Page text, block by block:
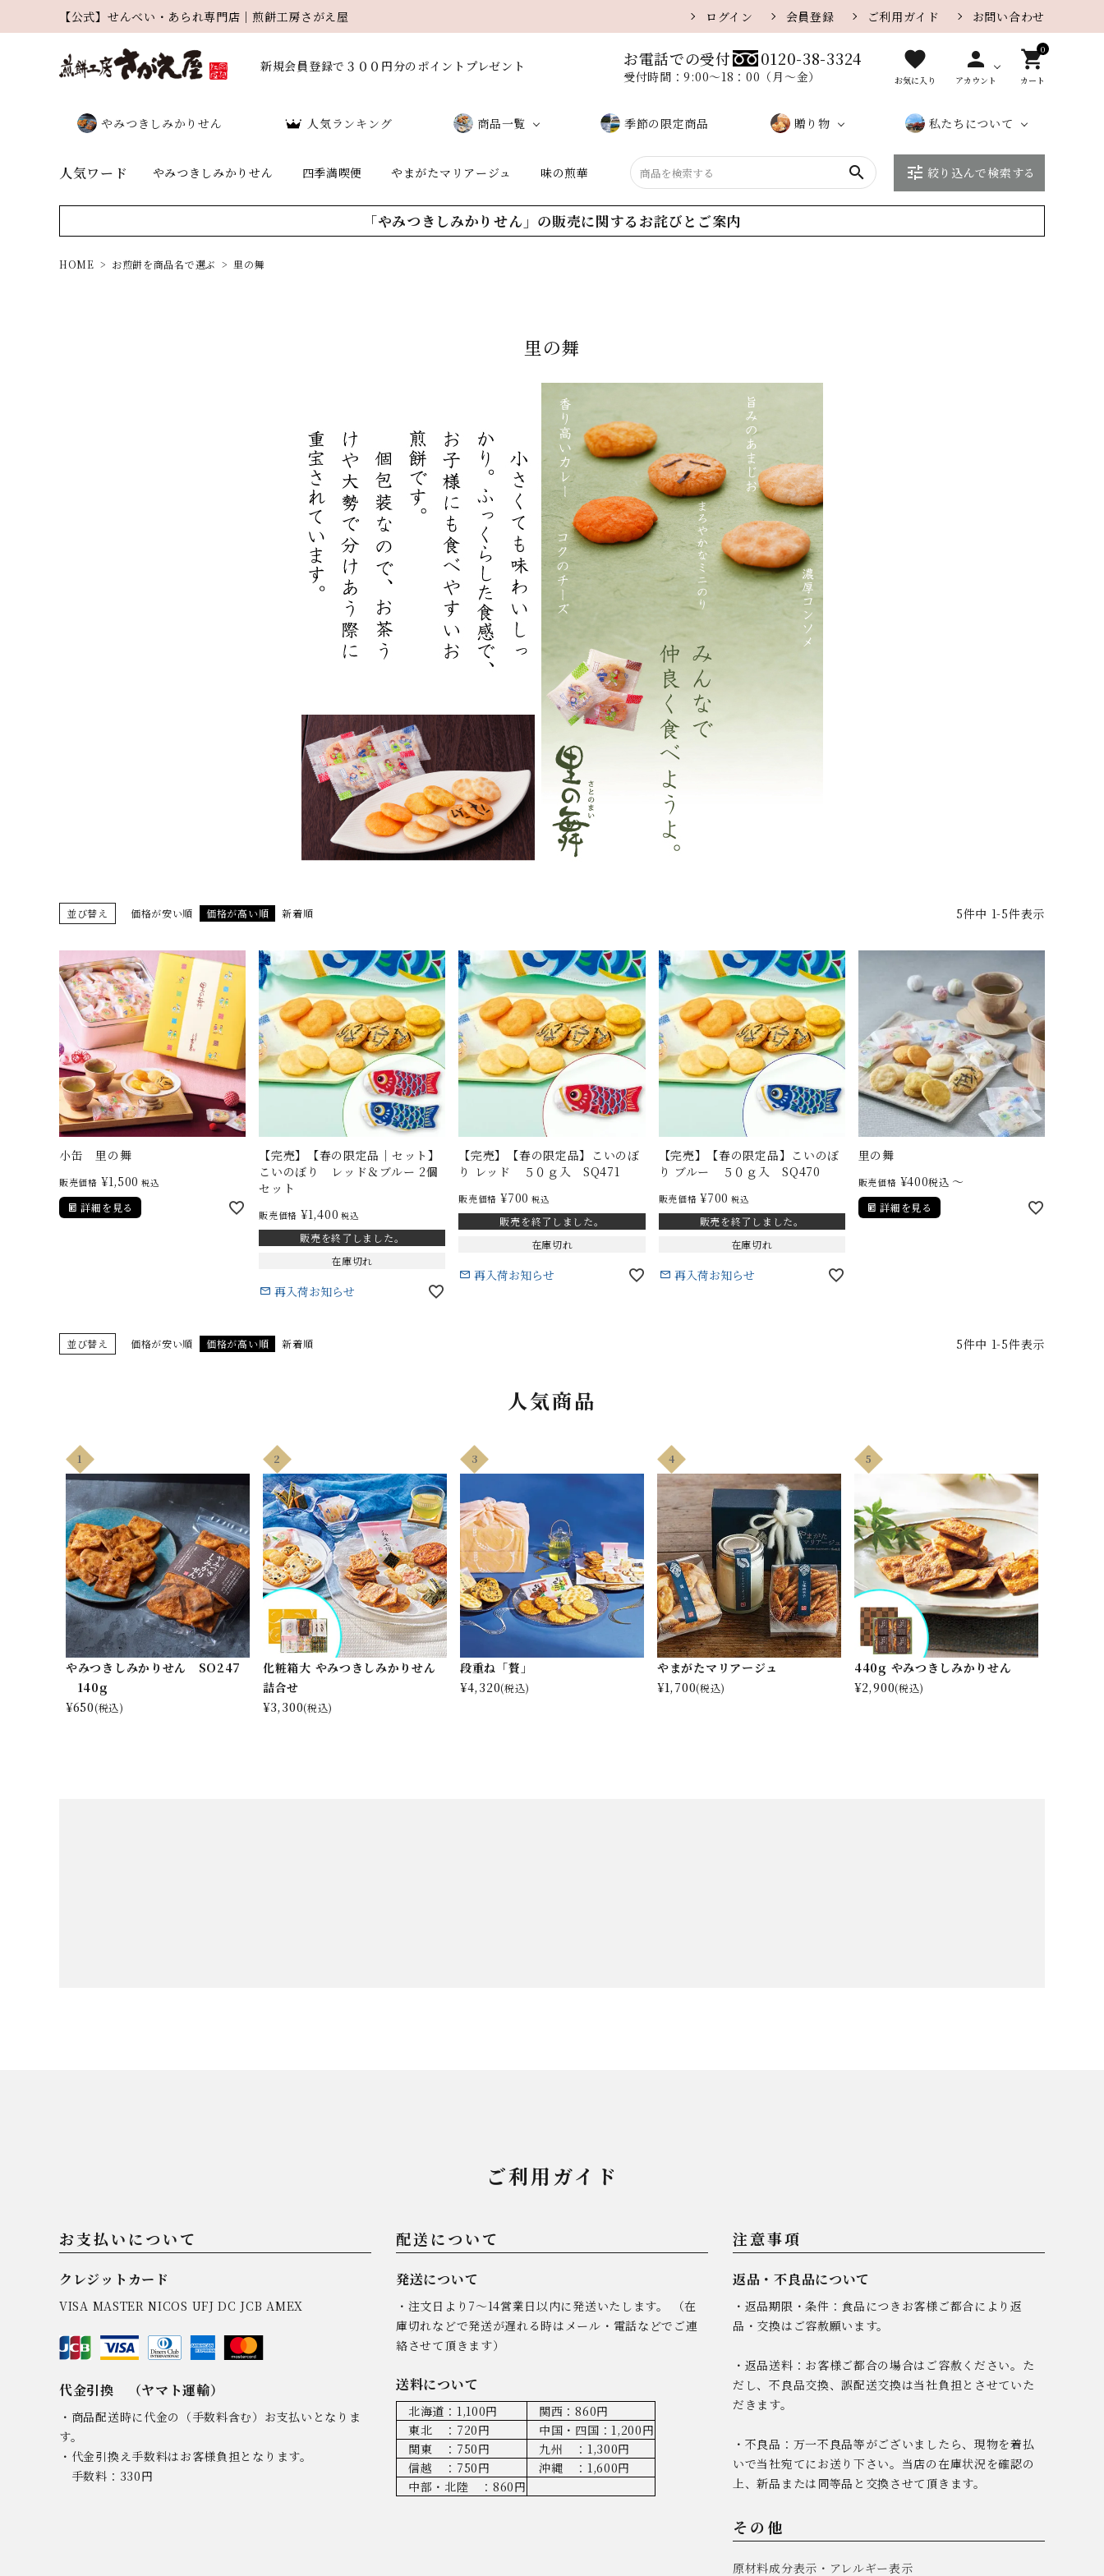
【公式】せんべい・あられ専門店｜煎餅工房さがえ屋 ログイン 会員登録 ご利用ガイド お問い合わせ
新規会員登録で３００円分のポイントプレゼント お電話での受付 0120-38-3324
受付時間：9:00〜18：00（月〜金）
favorite
お気に入り
person
アカウント
0
shopping_cart
カート
やみつきしみかりせん 人気ランキング 商品一覧
味噌味 カレー味 ザラメ味
黒こしょう 醤油味 チーズ 胡麻
季節の限定商品 贈り物
贈り物
ージ
さがえ
ギフト
大口・
お客様
私たちについて
カ
ロ
店
紹
こ
わ
人気ワード やみつきしみかりせん 四季満喫便 やまがたマリアージュ 味の煎華 search tune 絞り込んで検索する
私たちについて
店舗紹介
こだわり
さがえ屋について
ご利用ガイド
特定商取引法
「やみつきしみかりせん」の販売に関するお詫びとご案内
HOME お煎餅を商品名で選ぶ 里の舞
里の舞
並び替え 価格が安い順 価格が高い順 新着順 5件中 1-5件表示
小缶 里の舞
販売価格 ¥1,500 税込
詳細を見る
【完売】【春の限定品｜セット】
こいのぼり レッド＆ブルー 2個
セット
販売価格 ¥1,400 税込
販売を終了しました。
在庫切れ
再入荷お知らせ
【完売】【春の限定品】こいのぼ
り レッド ５０ｇ入 SQ471
販売価格 ¥700 税込
販売を終了しました。
在庫切れ
再入荷お知らせ
【完売】【春の限定品】こいのぼ
り ブルー ５０ｇ入 SQ470
販売価格 ¥700 税込
販売を終了しました。
在庫切れ
再入荷お知らせ
里の舞
販売価格 ¥400税込 〜
詳細を見る
並び替え 価格が安い順 価格が高い順 新着順 5件中 1-5件表示
人気商品
1
やみつきしみかりせん SO247
140g
¥650(税込)
2
化粧箱大 やみつきしみかりせん
詰合せ
¥3,300(税込)
3
段重ね「贅」
¥4,320(税込)
4
やまがたマリアージュ
¥1,700(税込)
5
440g やみつきしみかりせん
¥2,900(税込)
ご利用ガイド
お支払いについて
クレジットカード
VISA MASTER NICOS UFJ DC JCB AMEX
代金引換 （ヤマト運輸）
・商品配送時に代金の（手数料含む）お支払いとなりま
す。
・代金引換え手数料はお客様負担となります。
手数料：330円
配送について
発送について
・注文日より7～14営業日以内に発送いたします。 （在
庫切れなどで発送が遅れる時はメール・電話などでご連
絡させて頂きます）
送料について
北海道：1,100円
関西：860円
東北 ：720円
中国・四国：1,200円
関東 ：750円
九州 ：1,300円
信越 ：750円
沖縄 ：1,600円
中部・北陸 ：860円
注意事項
返品・不良品について
・返品期限・条件：食品につきお客様ご都合により返
品・交換はご容赦願います。
・返品送料：お客様ご都合の場合はご容赦ください。た
だし、不良品交換、誤配送交換は当社負担とさせていた
だきます。
・不良品：万一不良品等がございましたら、現物を着払
いで当社宛てにお送り下さい。当店の在庫状況を確認の
上、新品または同等品と交換させて頂きます。
その他
原材料成分表示・アレルギー表示